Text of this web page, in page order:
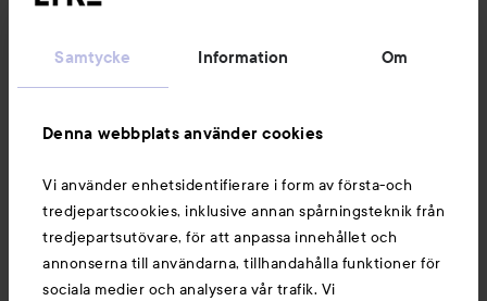
Samtycke Information Om
Denna webbplats använder cookies
Vi använder enhetsidentifierare i form av första-och
tredjepartscookies, inklusive annan spårningsteknik från
tredjepartsutövare, för att anpassa innehållet och
annonserna till användarna, tillhandahålla funktioner för
sociala medier och analysera vår trafik. Vi
Du kanske också gillar